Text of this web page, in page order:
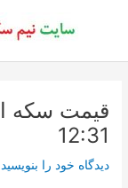
12:31
دیدگاه‌ خود را بنویسید